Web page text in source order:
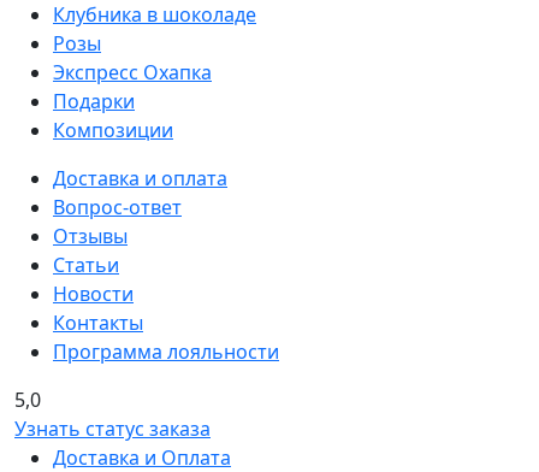
Клубника в шоколаде
Розы
Экспресс Охапка
Подарки
Композиции
Доставка и оплата
Вопрос-ответ
Отзывы
Статьи
Новости
Контакты
Программа лояльности
5,0
Узнать статус заказа
Доставка и Оплата